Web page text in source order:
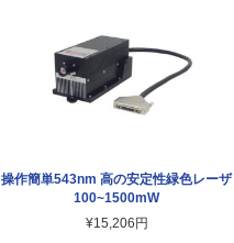
操作簡単543nm 高の安定性緑色レーザ
100~1500mW
¥15,206円